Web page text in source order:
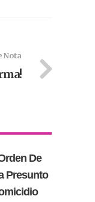
Nota
De
Presunto